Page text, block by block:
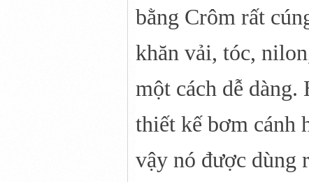
bằng Crôm rất
khăn vải, tóc,
một cách dễ
thiết kế bơm cánh
vậy nó được dùng